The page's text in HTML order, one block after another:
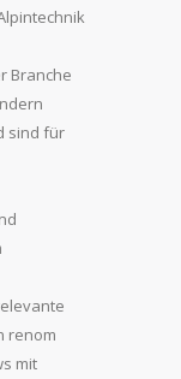
Branche
sind für
renom
mit